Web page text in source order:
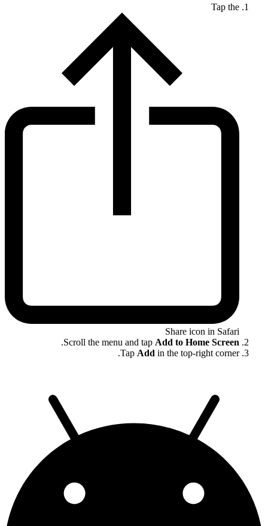
Tap the
Share icon in Safari
Scroll the menu and tap Add to Home Screen
.
Tap Add in the top-right corner.